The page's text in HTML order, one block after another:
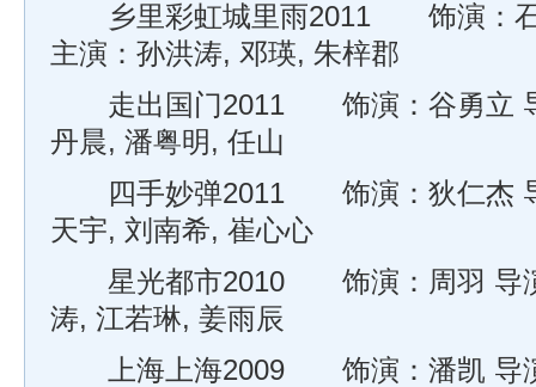
乡里彩虹城里雨2011 饰演：石
主演：孙洪涛, 邓瑛, 朱梓郡
走出国门2011 饰演：谷勇立 导
丹晨, 潘粤明, 任山
四手妙弹2011 饰演：狄仁杰 导
天宇, 刘南希, 崔心心
星光都市2010 饰演：周羽 导演
涛, 江若琳, 姜雨辰
上海上海2009 饰演：潘凯 导演